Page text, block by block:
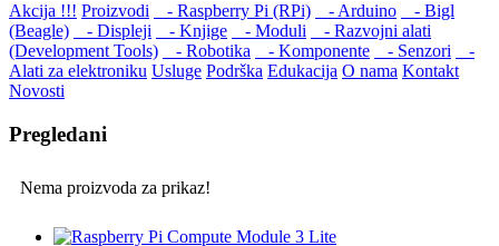
Akcija !!! Proizvodi - Raspberry Pi (RPi) - Arduino
- Bigl
(Beagle)
- Displеji - Knjige - Moduli
- Razvojni alati
(Development Tools)
- Robotika - Komponente - Senzori
-
Alati za elektroniku Usluge Podrška Edukacija O nama Kontakt
Novosti
Pregledani
Nema proizvoda za prikaz!